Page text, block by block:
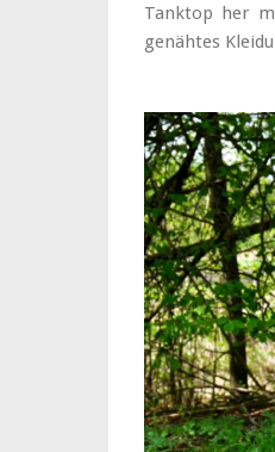
Tanktop her
genähtes